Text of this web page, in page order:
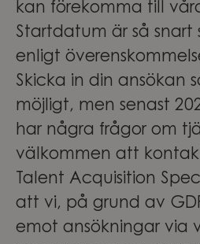
kan förekomma till
Startdatum är så snart
enligt
Skicka in din ansökan
möjligt, men senast
har några frågor om
välkommen att
Talent Acquisition
att vi, på grund av
emot ansökningar via